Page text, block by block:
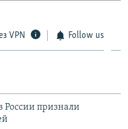
VPN Follow us
России признали